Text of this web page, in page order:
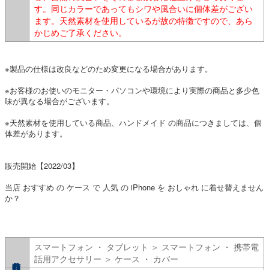
す。同じカラーであってもシワや風合いに個体差がござい
ます。天然素材を使用しているが故の特徴ですので、あら
かじめご了承ください。
※製品の仕様は改良などのため変更になる場合があります。
※お客様のお使いのモニター・パソコンや環境により実際の商品と多少色
味が異なる場合がございます。
※天然素材を使用している商品、ハンドメイド の商品につきましては、個
体差があります。
販売開始【2022/03】
当店 おすすめ の ケース で 人気 の iPhone を おしゃれ に着せ替えません
か？
スマートフォン ・ タブレット ＞ スマートフォン ・ 携帯電
話用アクセサリー ＞ ケース ・ カバー